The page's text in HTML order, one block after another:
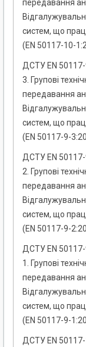
передавання
систем, що
(EN 50117-10-
ДСТУ EN 50117-
3. Групові
передавання
систем, що
(EN 50117-9-
ДСТУ EN 50117-
2. Групові
передавання
систем, що
(EN 50117-9-
ДСТУ EN 50117-
1. Групові
передавання
систем, що
(EN 50117-9-
ДСТУ EN 50117-